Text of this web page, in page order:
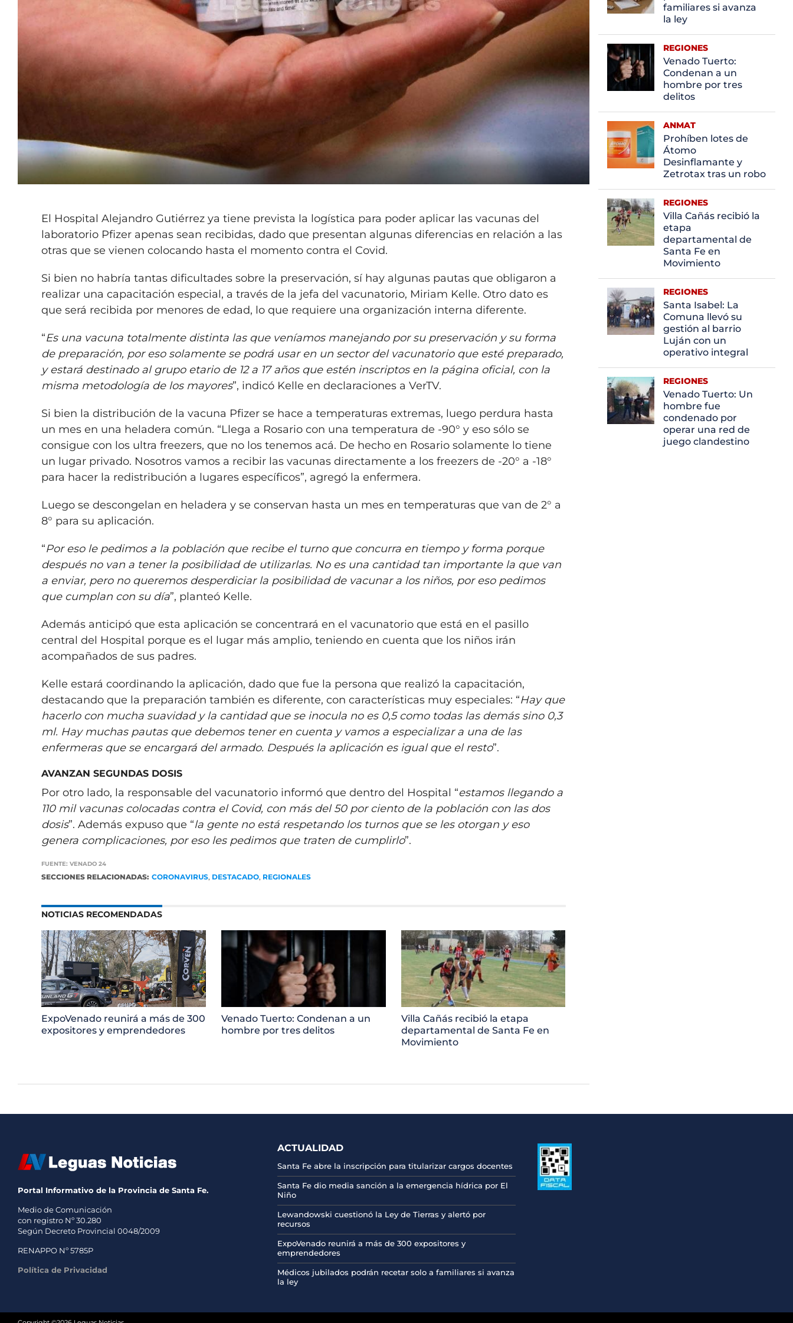
El Hospital Alejandro Gutiérrez ya tiene prevista la logística para poder aplicar las vacunas del
laboratorio Pfizer apenas sean recibidas, dado que presentan algunas diferencias en relación a las
otras que se vienen colocando hasta el momento contra el Covid.
Si bien no habría tantas dificultades sobre la preservación, sí hay algunas pautas que obligaron a
realizar una capacitación especial, a través de la jefa del vacunatorio, Miriam Kelle. Otro dato es
que será recibida por menores de edad, lo que requiere una organización interna diferente.
“Es una vacuna totalmente distinta las que veníamos manejando por su preservación y su forma
de preparación, por eso solamente se podrá usar en un sector del vacunatorio que esté preparado,
y estará destinado al grupo etario de 12 a 17 años que estén inscriptos en la página oficial, con la
misma metodología de los mayores”, indicó Kelle en declaraciones a VerTV.
Si bien la distribución de la vacuna Pfizer se hace a temperaturas extremas, luego perdura hasta
un mes en una heladera común. “Llega a Rosario con una temperatura de -90° y eso sólo se
consigue con los ultra freezers, que no los tenemos acá. De hecho en Rosario solamente lo tiene
un lugar privado. Nosotros vamos a recibir las vacunas directamente a los freezers de -20° a -18°
para hacer la redistribución a lugares específicos”, agregó la enfermera.
Luego se descongelan en heladera y se conservan hasta un mes en temperaturas que van de 2° a
8° para su aplicación.
“Por eso le pedimos a la población que recibe el turno que concurra en tiempo y forma porque
después no van a tener la posibilidad de utilizarlas. No es una cantidad tan importante la que van
a enviar, pero no queremos desperdiciar la posibilidad de vacunar a los niños, por eso pedimos
que cumplan con su día”, planteó Kelle.
Además anticipó que esta aplicación se concentrará en el vacunatorio que está en el pasillo
central del Hospital porque es el lugar más amplio, teniendo en cuenta que los niños irán
acompañados de sus padres.
Kelle estará coordinando la aplicación, dado que fue la persona que realizó la capacitación,
destacando que la preparación también es diferente, con características muy especiales: “Hay que
hacerlo con mucha suavidad y la cantidad que se inocula no es 0,5 como todas las demás sino 0,3
ml. Hay muchas pautas que debemos tener en cuenta y vamos a especializar a una de las
enfermeras que se encargará del armado. Después la aplicación es igual que el resto”.
AVANZAN SEGUNDAS DOSIS
Por otro lado, la responsable del vacunatorio informó que dentro del Hospital “estamos llegando a
110 mil vacunas colocadas contra el Covid, con más del 50 por ciento de la población con las dos
dosis”. Además expuso que “la gente no está respetando los turnos que se les otorgan y eso
genera complicaciones, por eso les pedimos que traten de cumplirlo”.
FUENTE: VENADO 24
SECCIONES RELACIONADAS: CORONAVIRUS, DESTACADO, REGIONALES
NOTICIAS RECOMENDADAS
ExpoVenado reunirá a más de 300
expositores y emprendedores
Venado Tuerto: Condenan a un
hombre por tres delitos
Villa Cañás recibió la etapa
departamental de Santa Fe en
Movimiento
familiares si avanza
la ley
REGIONES
Venado Tuerto:
Condenan a un
hombre por tres
delitos
ANMAT
Prohíben lotes de
Átomo
Desinflamante y
Zetrotax tras un robo
REGIONES
Villa Cañás recibió la
etapa
departamental de
Santa Fe en
Movimiento
REGIONES
Santa Isabel: La
Comuna llevó su
gestión al barrio
Luján con un
operativo integral
REGIONES
Venado Tuerto: Un
hombre fue
condenado por
operar una red de
juego clandestino
Portal Informativo de la Provincia de Santa Fe.
Medio de Comunicación
con registro Nº 30.280
Según Decreto Provincial 0048/2009
RENAPPO Nº 5785P
Política de Privacidad
ACTUALIDAD
Santa Fe abre la inscripción para titularizar cargos docentes
Santa Fe dio media sanción a la emergencia hídrica por El
Niño
Lewandowski cuestionó la Ley de Tierras y alertó por
recursos
ExpoVenado reunirá a más de 300 expositores y
emprendedores
Médicos jubilados podrán recetar solo a familiares si avanza
la ley